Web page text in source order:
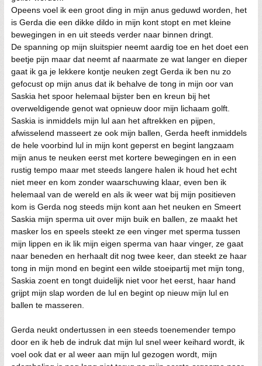
Opeens voel ik een groot ding in mijn anus geduwd worden, het
is Gerda die een dikke dildo in mijn kont stopt en met kleine
bewegingen in en uit steeds verder naar binnen dringt.
De spanning op mijn sluitspier neemt aardig toe en het doet een
beetje pijn maar dat neemt af naarmate ze wat langer en dieper
gaat ik ga je lekkere kontje neuken zegt Gerda ik ben nu zo
gefocust op mijn anus dat ik behalve de tong in mijn oor van
Saskia het spoor helemaal bijster ben en kreun bij het
overweldigende genot wat opnieuw door mijn lichaam golft.
Saskia is inmiddels mijn lul aan het aftrekken en pijpen,
afwisselend masseert ze ook mijn ballen, Gerda heeft inmiddels
de hele voorbind lul in mijn kont geperst en begint langzaam
mijn anus te neuken eerst met kortere bewegingen en in een
rustig tempo maar met steeds langere halen ik houd het echt
niet meer en kom zonder waarschuwing klaar, even ben ik
helemaal van de wereld en als ik weer wat bij mijn positieven
kom is Gerda nog steeds mijn kont aan het neuken en Smeert
Saskia mijn sperma uit over mijn buik en ballen, ze maakt het
masker los en speels steekt ze een vinger met sperma tussen
mijn lippen en ik lik mijn eigen sperma van haar vinger, ze gaat
naar beneden en herhaalt dit nog twee keer, dan steekt ze haar
tong in mijn mond en begint een wilde stoeipartij met mijn tong,
Saskia zoent en tongt duidelijk niet voor het eerst, haar hand
grijpt mijn slap worden de lul en begint op nieuw mijn lul en
ballen te masseren.
Gerda neukt ondertussen in een steeds toenemender tempo
door en ik heb de indruk dat mijn lul snel weer keihard wordt, ik
voel ook dat er al weer aan mijn lul gezogen wordt, mijn